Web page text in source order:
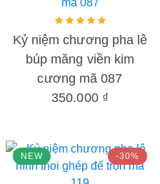
Kỷ niệm chương pha lê
búp măng viền kim
cương mã 087
350.000 ₫
NEW -30%